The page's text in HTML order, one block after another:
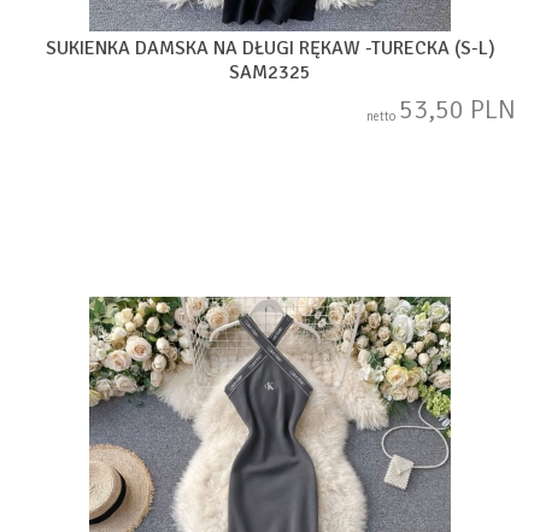
SUKIENKA DAMSKA NA DŁUGI RĘKAW -TURECKA (S-L)
SAM2325
netto 53,50 PLN